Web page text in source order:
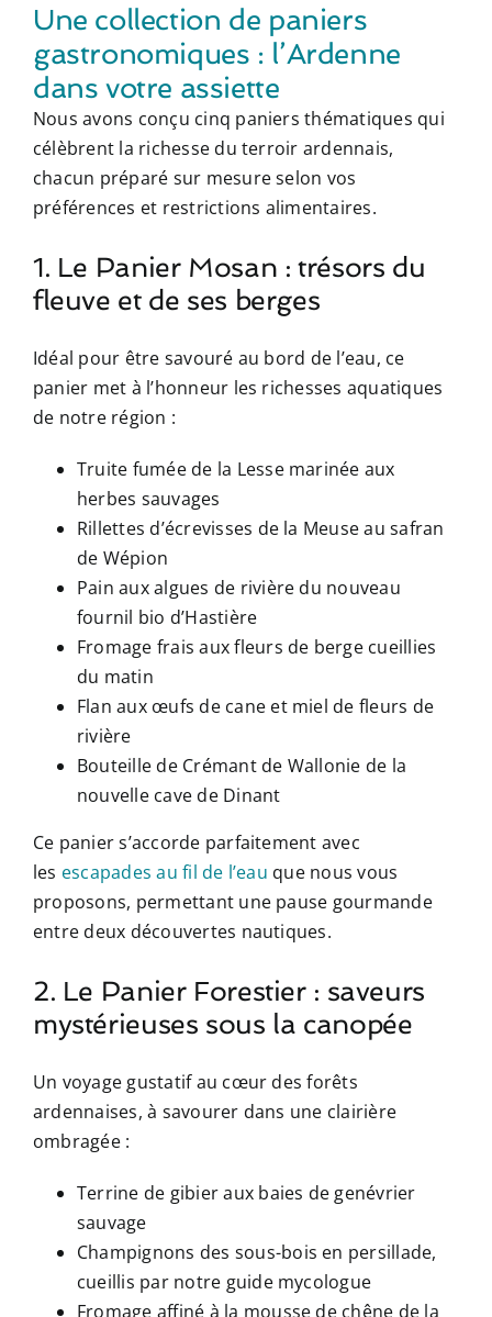
Une collection de paniers
gastronomiques : l’Ardenne
dans votre assiette
Nous avons conçu cinq paniers thématiques qui
célèbrent la richesse du terroir ardennais,
chacun préparé sur mesure selon vos
préférences et restrictions alimentaires.
1. Le Panier Mosan : trésors du
fleuve et de ses berges
Idéal pour être savouré au bord de l’eau, ce
panier met à l’honneur les richesses aquatiques
de notre région :
Truite fumée de la Lesse marinée aux
herbes sauvages
Rillettes d’écrevisses de la Meuse au safran
de Wépion
Pain aux algues de rivière du nouveau
fournil bio d’Hastière
Fromage frais aux fleurs de berge cueillies
du matin
Flan aux œufs de cane et miel de fleurs de
rivière
Bouteille de Crémant de Wallonie de la
nouvelle cave de Dinant
Ce panier s’accorde parfaitement avec
les escapades au fil de l’eau que nous vous
proposons, permettant une pause gourmande
entre deux découvertes nautiques.
2. Le Panier Forestier : saveurs
mystérieuses sous la canopée
Un voyage gustatif au cœur des forêts
ardennaises, à savourer dans une clairière
ombragée :
Terrine de gibier aux baies de genévrier
sauvage
Champignons des sous-bois en persillade,
cueillis par notre guide mycologue
Fromage affiné à la mousse de chêne de la